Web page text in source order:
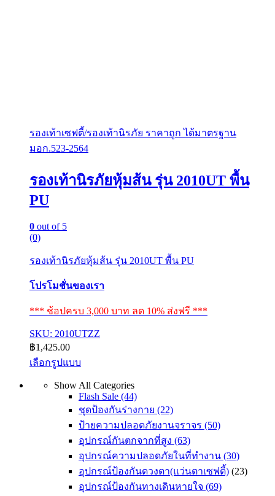
รองเท้าเซฟตี้/รองเท้านิรภัย ราคาถูก ได้มาตรฐาน
มอก.523-2564
รองเท้านิรภัยหุ้มส้น รุ่น 2010UT พื้น
PU
0 out of 5
(0)
รองเท้านิรภัยหุ้มส้น รุ่น 2010UT พื้น PU
โปรโมชั่นของเรา
*** ช้อปครบ 3,000 บาท ลด 10% ส่งฟรี ***
SKU: 2010UTZZ
฿1,425.00
เลือกรูปแบบ
productShow All Categories
Flash Sale (44)
ชุดป้องกันร่างกาย (22)
ป้ายความปลอดภัยงานจราจร (50)
อุปกรณ์กันตกจากที่สูง (63)
อุปกรณ์ความปลอดภัยในที่ทำงาน (30)
อุปกรณ์ป้องกันดวงตา(แว่นตาเซฟตี้) (23)
อุปกรณ์ป้องกันทางเดินหายใจ (69)